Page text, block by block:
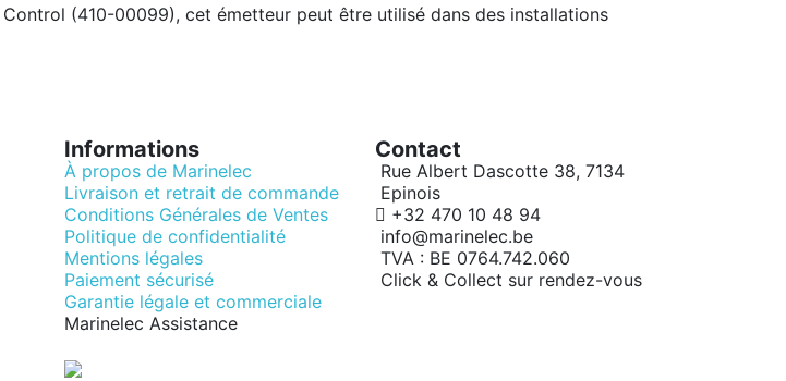
(410-00099), cet émetteur peut être utilisé dans des installations
Informations
À propos de Marinelec
Livraison et retrait de commande
Conditions Générales de Ventes
Politique de confidentialité
Mentions légales
Paiement sécurisé
Garantie légale et commerciale
Marinelec Assistance
Contact
Rue Albert Dascotte 38, 7134
Epinois
+32 470 10 48 94
info@marinelec.be
TVA : BE 0764.742.060
Click & Collect sur rendez-vous